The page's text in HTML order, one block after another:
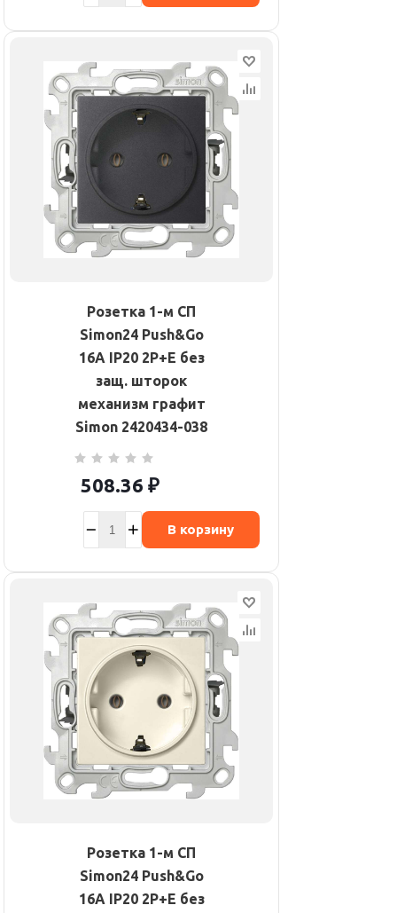
Розетка 1-м СП
Simon24 Push&Go
16А IP20 2P+E без
защ. шторок
механизм графит
Simon 2420434-038
508.36 ₽
В корзину
Розетка 1-м СП
Simon24 Push&Go
16А IP20 2P+E без